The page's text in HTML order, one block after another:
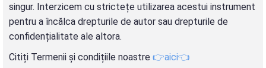
singur. Interzicem cu strictețe utilizarea acestui instrument
pentru a încălca drepturile de autor sau drepturile de
confidențialitate ale altora.
Citiți Termenii și condițiile noastre 👉aici👈